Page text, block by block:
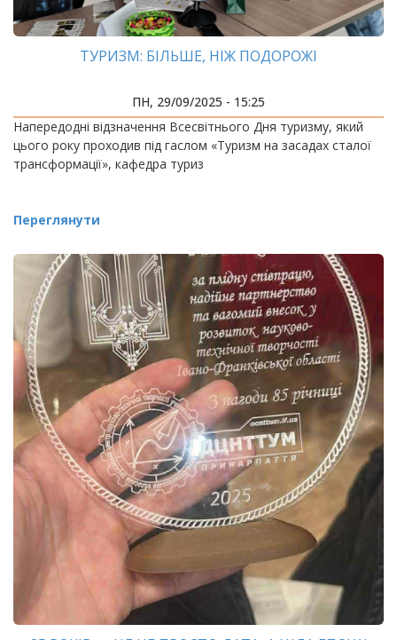
ТУРИЗМ: БІЛЬШЕ, НІЖ ПОДОРОЖІ
ПН, 29/09/2025 - 15:25
Напередодні відзначення Всесвітнього Дня туризму, який
цього року проходив під гаслом «Туризм на засадах сталої
трансформації», кафедра туриз
Переглянути